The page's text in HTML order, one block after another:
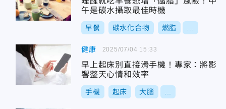
午是碳水攝取最佳時機
早餐 碳水化合物 燃脂
健康
早上起床別直接滑手機！專家：將影
響整天心情和效率
手機 起床 大腦
2025/07/04 15:33